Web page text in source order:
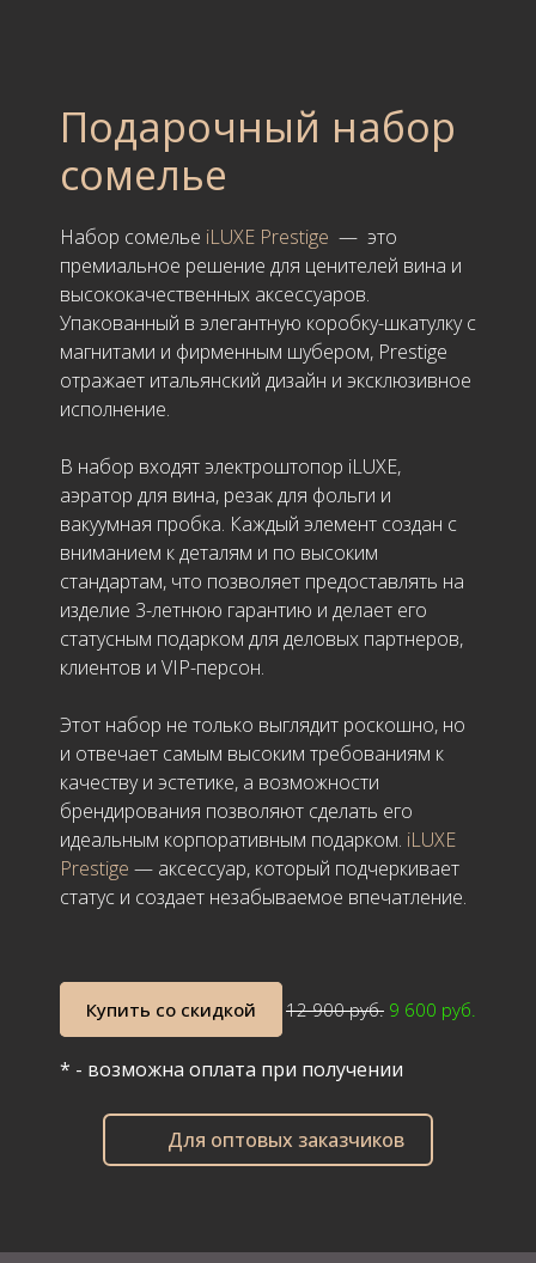
Подарочный набор
сомелье
Набор сомелье iLUXE Prestige — это
премиальное решение для ценителей вина и
высококачественных аксессуаров.
Упакованный в элегантную коробку-шкатулку с
магнитами и фирменным шубером, Prestige
отражает итальянский дизайн и эксклюзивное
исполнение.
В набор входят электроштопор iLUXE,
аэратор для вина, резак для фольги и
вакуумная пробка. Каждый элемент создан с
вниманием к деталям и по высоким
стандартам, что позволяет предоставлять на
изделие 3-летнюю гарантию и делает его
статусным подарком для деловых партнеров,
клиентов и VIP-персон.
Этот набор не только выглядит роскошно, но
и отвечает самым высоким требованиям к
качеству и эстетике, а возможности
брендирования позволяют сделать его
идеальным корпоративным подарком. iLUXE
Prestige — аксессуар, который подчеркивает
статус и создает незабываемое впечатление.
Купить со скидкой 12 900 руб. 9 600 руб.
* - возможна оплата при получении
Для оптовых заказчиков